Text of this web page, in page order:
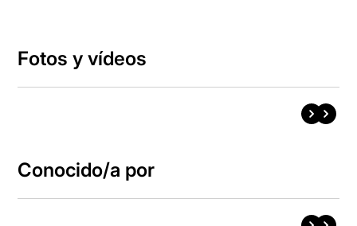
Fotos y vídeos
Conocido/a por